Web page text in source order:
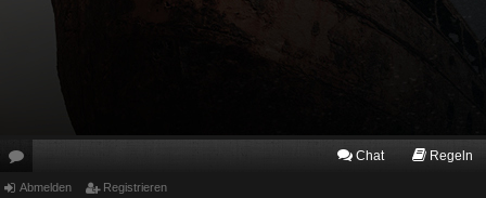
or
Chat Regeln
Abmelden Registrieren